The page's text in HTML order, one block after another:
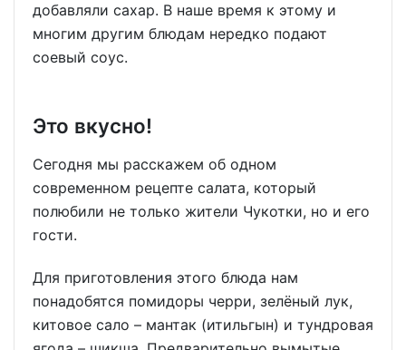
добавляли сахар. В наше время к этому и
многим другим блюдам нередко подают
соевый соус.
Это вкусно!
Сегодня мы расскажем об одном
современном рецепте салата, который
полюбили не только жители Чукотки, но и его
гости.
Для приготовления этого блюда нам
понадобятся помидоры черри, зелёный лук,
китовое сало – мантак (итильгын) и тундровая